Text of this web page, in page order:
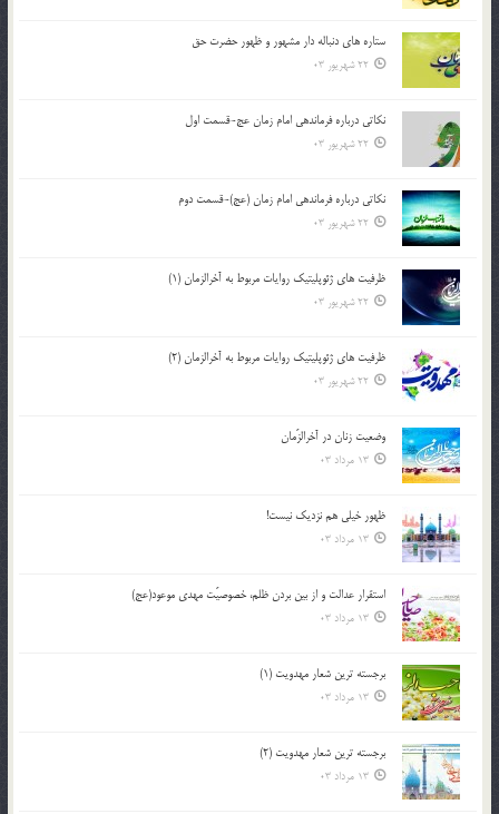
ستاره های دنباله دار مشهور و ظهور حضرت حق
22 شهریور 03
نکاتى درباره فرماندهى امام زمان عج-قسمت اول
22 شهریور 03
نکاتى درباره فرماندهى امام زمان (عج)-قسمت دوم
22 شهریور 03
ظرفیت های ژئوپلیتیک روایات مربوط به آخرالزمان (1)
22 شهریور 03
ظرفیت های ژئوپلیتیک روایات مربوط به آخرالزمان (2)
22 شهریور 03
وضعیت زنان در آخرالزّمان
13 مرداد 03
ظهور خیلی هم نزدیک نیست!
13 مرداد 03
استقرار عدالت و از بين بردن ظلم، خصوصيّت مهدي موعود(عج)
13 مرداد 03
برجسته ترين شعار مهدويت (1)
13 مرداد 03
برجسته ترين شعار مهدويت (2)
13 مرداد 03